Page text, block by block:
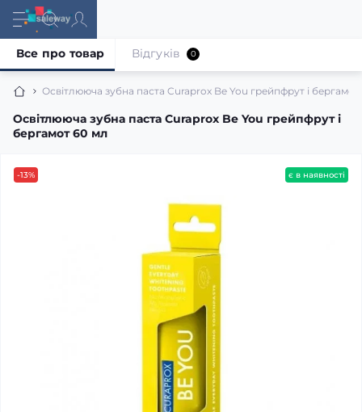
Освітлююча зубна паста Curaprox Be You грейпфрут і
Освітлююча зубна паста Curaprox Be You грейпфрут і
бергамот 60 мл
Все про товар Відгуків 0
-13% є в наявності